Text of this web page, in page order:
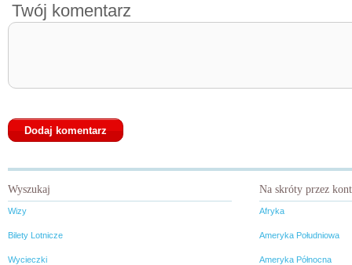
Twój komentarz
Wyszukaj
Wizy
Bilety Lotnicze
Wycieczki
Na skróty przez
Afryka
Ameryka Południowa
Ameryka Północna